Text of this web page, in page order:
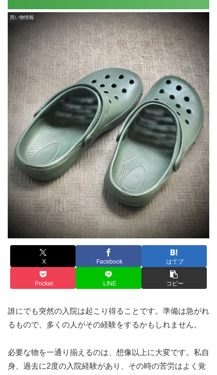
買い物情報
X Facebook はてブ
Pocket LINE コピー
誰にでも突然の入院は起こり得ることです。準備は急がれ
るもので、多くの人がその経験をするかもしれません。
必要な物を一通り揃えるのは、想像以上に大変です。私自
身、過去に2度の入院経験があり、その時の苦労はよく覚